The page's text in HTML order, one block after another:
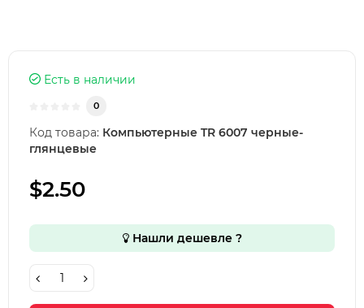
Есть в наличии
0
Код товара: Компьютерные TR 6007 черные-
глянцевые
$2.50
Нашли дешевле ?